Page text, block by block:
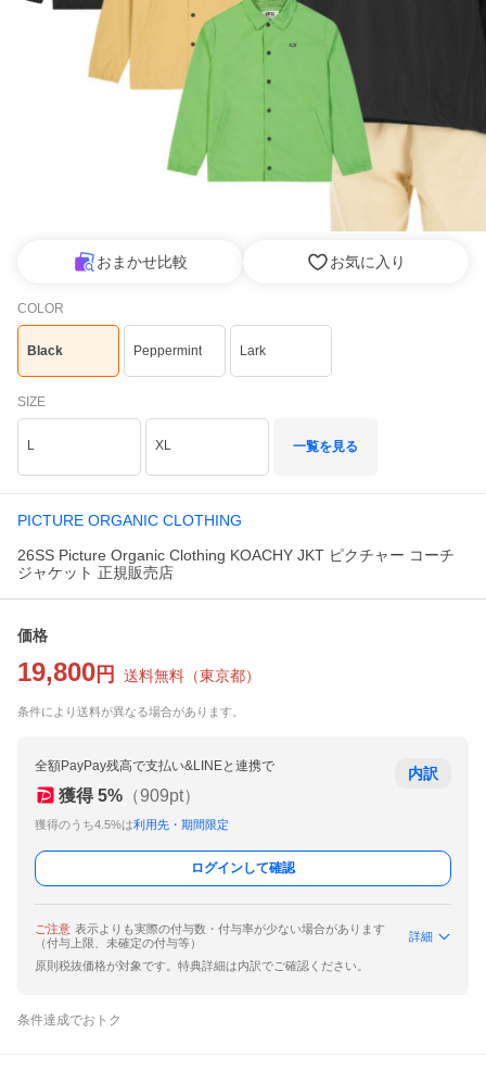
おまかせ比較 お気に入り
COLOR
Black Peppermint Lark
SIZE
L XL 一覧を見る
PICTURE ORGANIC CLOTHING
26SS Picture Organic Clothing KOACHY JKT ピクチャー コーチ
ジャケット 正規販売店
価格
19,800 円 送料無料 （東京都）
条件により送料が異なる場合があります。
全額PayPay残高で支払い&LINEと連携で
獲得 5% （909pt）
獲得のうち4.5%は利用先・期間限定
内訳
ログインして確認
ご注意 表示よりも実際の付与数・付与率が少ない場合があります
（付与上限、未確定の付与等）
詳細
原則税抜価格が対象です。特典詳細は内訳でご確認ください。
条件達成でおトク